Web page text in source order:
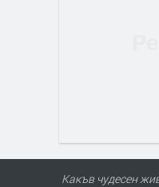
Какъв чудесен